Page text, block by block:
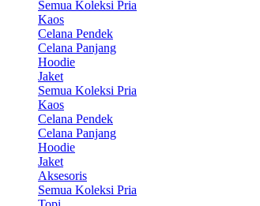
Semua Koleksi Pria
Kaos
Celana Pendek
Celana Panjang
Hoodie
Jaket
Semua Koleksi Pria
Kaos
Celana Pendek
Celana Panjang
Hoodie
Jaket
Aksesoris
Semua Koleksi Pria